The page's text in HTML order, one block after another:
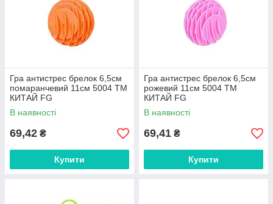
Гра антистрес брелок 6,5см
помаранчевий 11см 5004 ТМ
КИТАЙ FG
В наявності
69,42 ₴
Купити
Гра антистрес брелок 6,5см
рожевий 11см 5004 ТМ
КИТАЙ FG
В наявності
69,41 ₴
Купити